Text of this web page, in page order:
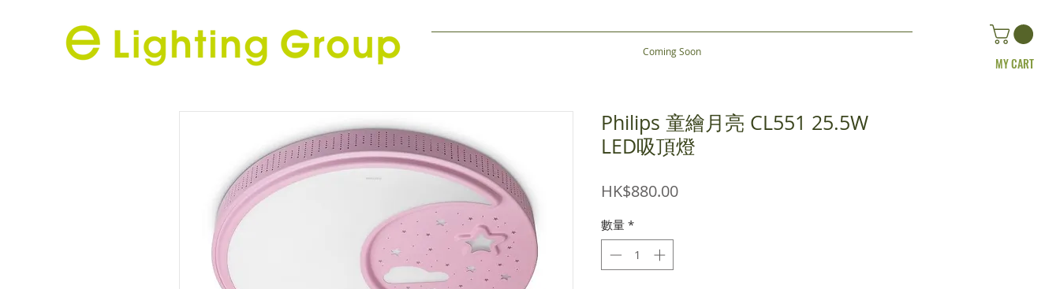
MY CART
Coming Soon
Philips 童繪月亮 CL551 25.5W
LED吸頂燈
HK$880.00價
數量 *